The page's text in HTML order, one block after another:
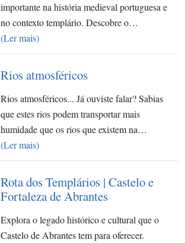
importante na história medieval portuguesa e
no contexto templário. Descobre o…
(Ler mais)
Rios atmosféricos
Rios atmosféricos... Já ouviste falar? Sabias
que estes rios podem transportar mais
humidade que os rios que existem na…
(Ler mais)
Rota dos Templários | Castelo e
Fortaleza de Abrantes
Explora o legado histórico e cultural que o
Castelo de Abrantes tem para oferecer.